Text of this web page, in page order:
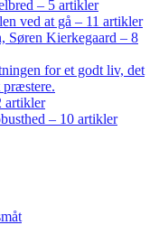
– 5 artikler
ved at gå – 11 artikler
Søren Kierkegaard – 8
for et godt liv, det
artikler
– 10 artikler